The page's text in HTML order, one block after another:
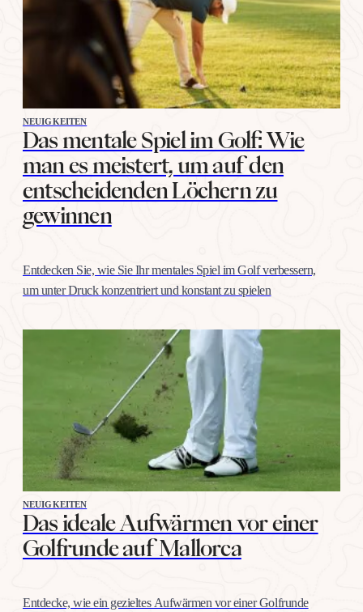
NEUIGKEITEN
Das mentale Spiel im Golf: Wie
man es meistert, um auf den
entscheidenden Löchern zu
gewinnen
Entdecken Sie, wie Sie Ihr mentales Spiel im Golf verbessern,
um unter Druck konzentriert und konstant zu spielen
NEUIGKEITEN
Das ideale Aufwärmen vor einer
Golfrunde auf Mallorca
Entdecke, wie ein gezieltes Aufwärmen vor einer Golfrunde